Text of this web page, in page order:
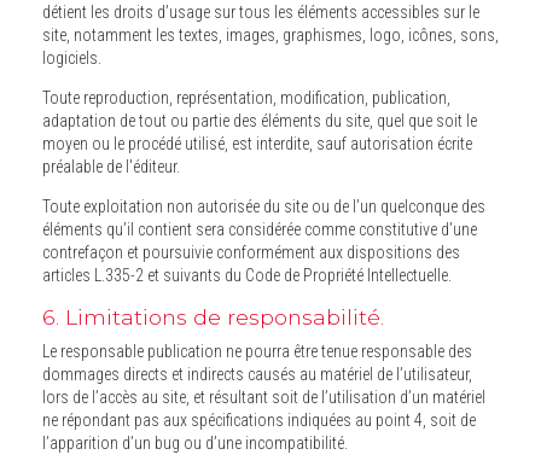
détient les droits d’usage sur tous les éléments accessibles sur le
site, notamment les textes, images, graphismes, logo, icônes, sons,
logiciels.
Toute reproduction, représentation, modification, publication,
adaptation de tout ou partie des éléments du site, quel que soit le
moyen ou le procédé utilisé, est interdite, sauf autorisation écrite
préalable de l'éditeur.
Toute exploitation non autorisée du site ou de l’un quelconque des
éléments qu’il contient sera considérée comme constitutive d’une
contrefaçon et poursuivie conformément aux dispositions des
articles L.335-2 et suivants du Code de Propriété Intellectuelle.
6. Limitations de responsabilité.
Le responsable publication ne pourra être tenue responsable des
dommages directs et indirects causés au matériel de l’utilisateur,
lors de l’accès au site, et résultant soit de l’utilisation d’un matériel
ne répondant pas aux spécifications indiquées au point 4, soit de
l’apparition d’un bug ou d’une incompatibilité.